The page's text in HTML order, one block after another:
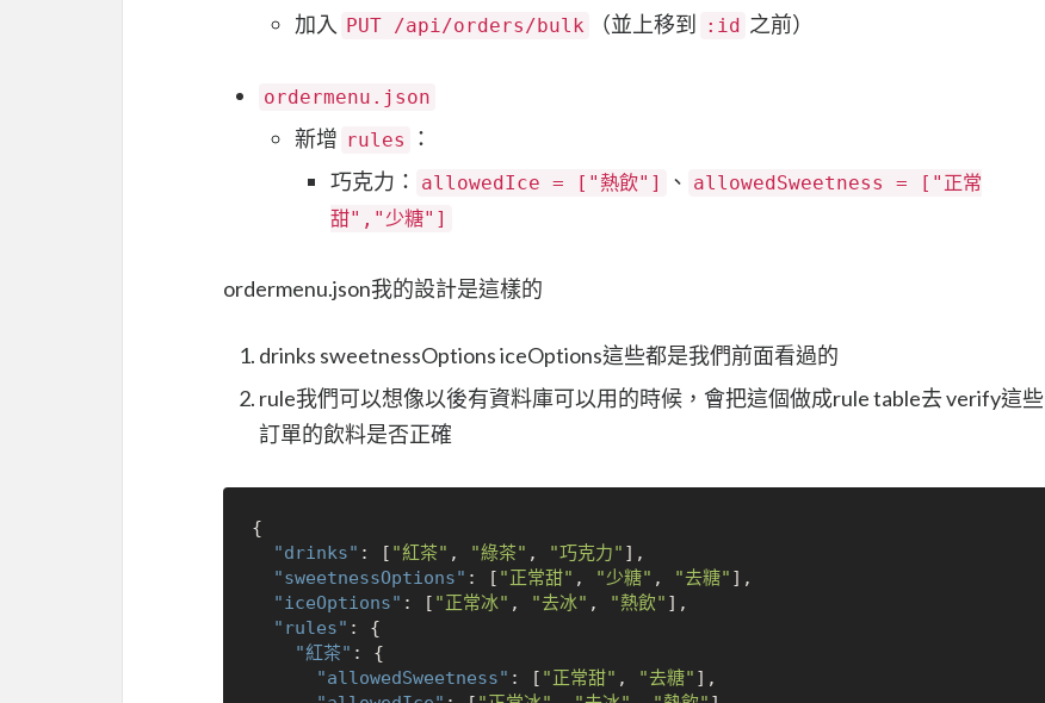
加入 PUT /api/orders/bulk （並上移到 :id 之前）
ordermenu.json
新增 rules
：
巧克力：
allowedIce = ["熱飲"] 、 allowedSweetness = ["正常
甜","少糖"]
ordermenu.json我的設計是這樣的
drinks sweetnessOptions iceOptions這些都是我們前面看過的
rule我們可以想像以後有資料庫可以用的時候，會把這個做成rule table去 verify這些
訂單的飲料是否正確
{
"drinks" : [ "紅茶" , "綠茶" , "巧克力" ] ,
"sweetnessOptions" : [ "正常甜" , "少糖" , "去糖" ] ,
"iceOptions" : [ "正常冰" , "去冰" , "熱飲" ] ,
"rules" :
{
"紅茶" :
{
"allowedSweetness" : [ "正常甜" , "去糖" ] ,